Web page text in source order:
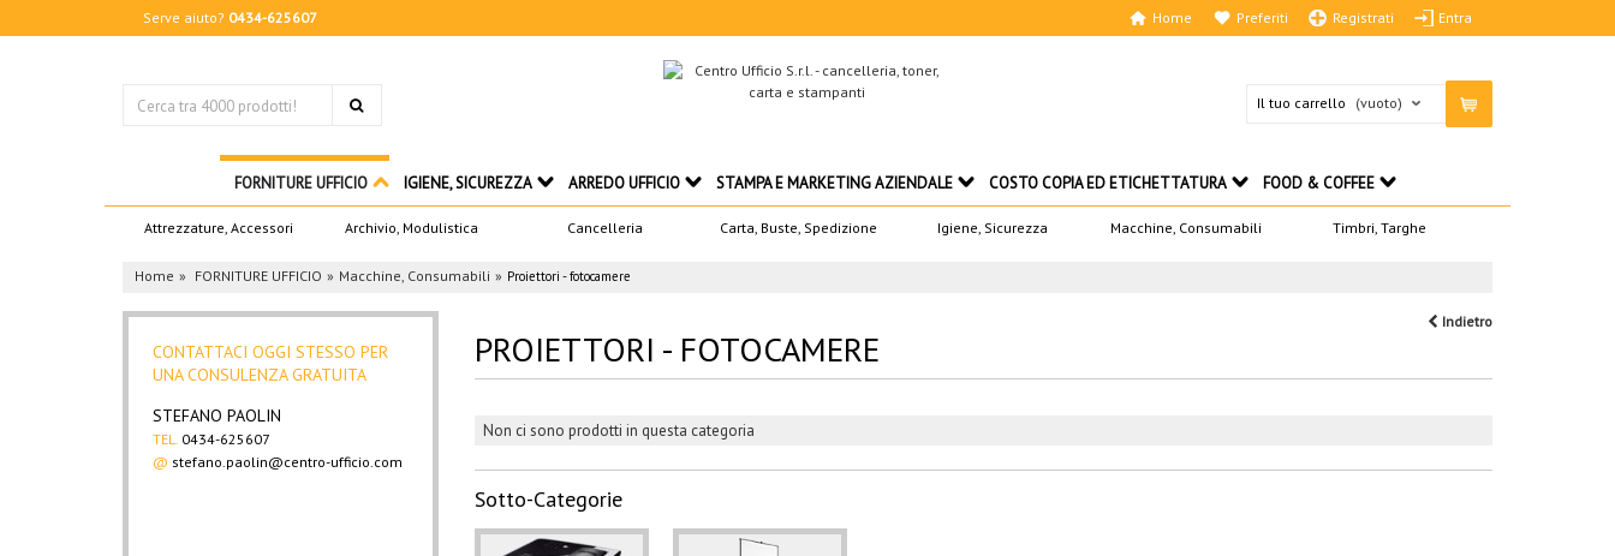
Serve aiuto? 0434-625607 Registrati Entra
Preferiti
Home
Il tuo carrello (vuoto)
FORNITURE UFFICIO
Attrezzature, Accessori Archivio, Modulistica Cancelleria Carta, Buste, Spedizione Igiene, Sicurezza Macchine, Consumabili Timbri, Targhe
IGIENE, SICUREZZA ARREDO UFFICIO STAMPA E MARKETING AZIENDALE COSTO COPIA ED ETICHETTATURA FOOD & COFFEE
Home FORNITURE UFFICIO Macchine, Consumabili Proiettori - fotocamere
Indietro
CONTATTACI OGGI STESSO PER
UNA CONSULENZA GRATUITA
STEFANO PAOLIN
TEL. 0434-625607
@ stefano.paolin@centro-ufficio.com
PROIETTORI - FOTOCAMERE
Non ci sono prodotti in questa categoria
Sotto-Categorie